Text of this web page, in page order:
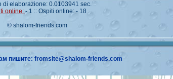
di elaborazione: 0.0103941 sec.
online: - 1 :: Ospiti online: - 18
© shalom-friends.com
пишите: fromsite@shalom-friends.com